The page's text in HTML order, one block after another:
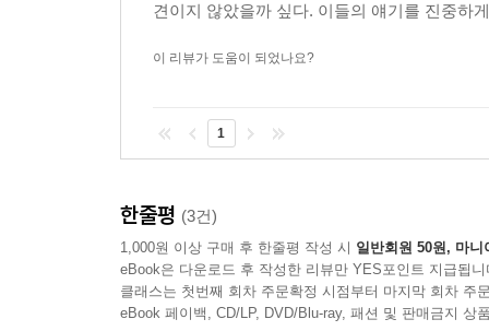
견이지 않았을까 싶다. 이들의 얘기를 진중하
이 리뷰가 도움이 되었나요?
1
한줄평 (3건)
1,000원 이상 구매 후 한줄평 작성 시 일반회원 50원, 마니
eBook은 다운로드 후 작성한 리뷰만 YES포인트 지급됩니
클래스는 첫번째 회차 주문확정 시점부터 마지막 회차 주
eBook 페이백, CD/LP, DVD/Blu-ray, 패션 및 판매금지 상